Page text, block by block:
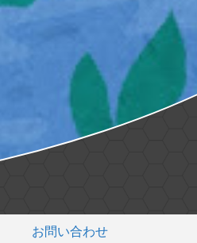
お問い合わせ